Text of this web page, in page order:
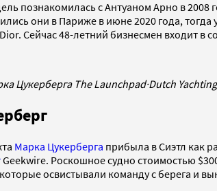
познакомилась с Антуаном Арно в
они в Париже в июне 2020 года,
Сейчас 48-летний бизнесмен входит в
Цукерберга The Launchpad·Dutch Yachting
Марка Цукерберга прибыла в Сиэтл как
Geekwire. Роскошное судно стоимостью
освистывали команду с берега и